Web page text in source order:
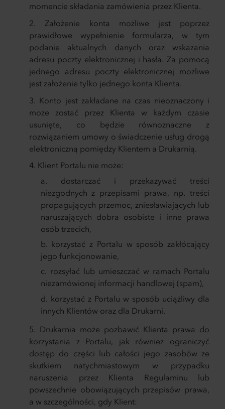
momencie składania zamówienia przez Klienta.
Założenie konta możliwe jest poprzez
prawidłowe wypełnienie formularza, w tym
podanie aktualnych danych oraz wskazania
adresu poczty elektronicznej i hasła. Za pomocą
jednego adresu poczty elektronicznej możliwe
jest założenie tylko jednego konta Klienta.
Konto jest zakładane na czas nieoznaczony i
może zostać przez Klienta w każdym czasie
usunięte, co będzie równoznaczne z
rozwiązaniem umowy o świadczenie usług drogą
elektroniczną pomiędzy Klientem a Drukarnią.
Klient Portalu nie może:
dostarczać i przekazywać treści
niezgodnych z przepisami prawa, np. treści
propagujących przemoc, zniesławiających lub
naruszających dobra osobiste i inne prawa
osób trzecich,
korzystać z Portalu w sposób zakłócający
jego funkcjonowanie,
rozsyłać lub umieszczać w ramach Portalu
niezamówionej informacji handlowej (spam),
korzystać z Portalu w sposób uciążliwy dla
innych Klientów oraz dla Drukarni.
Drukarnia może pozbawić Klienta prawa do
korzystania z Portalu, jak również ograniczyć
dostęp do części lub całości jego zasobów ze
skutkiem natychmiastowym w przypadku
naruszenia przez Klienta Regulaminu lub
powszechnie obowiązujących przepisów prawa,
a w szczególności, gdy Klient: